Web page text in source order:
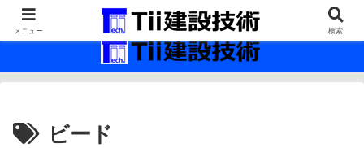
最新の建設技術の情報インフラ。
ビード
メニュー 検索